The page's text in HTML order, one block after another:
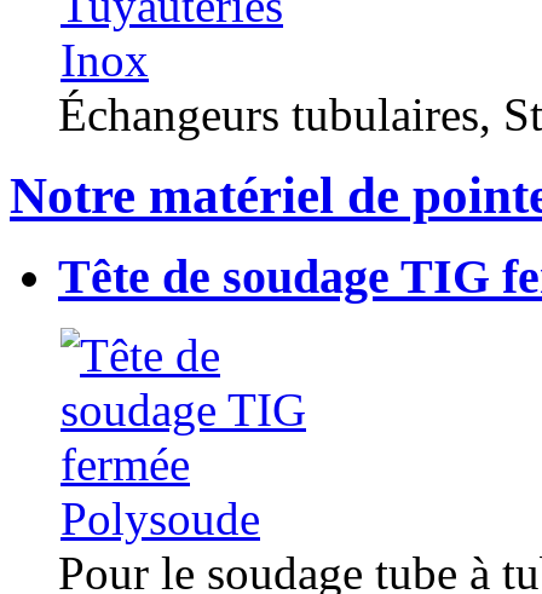
Échangeurs tubulaires,
Notre matériel de
Tête de soudage TIG
Pour le soudage tube à